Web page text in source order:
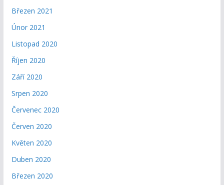
Březen 2021
Únor 2021
Listopad 2020
Říjen 2020
Září 2020
Srpen 2020
Červenec 2020
Červen 2020
Květen 2020
Duben 2020
Březen 2020